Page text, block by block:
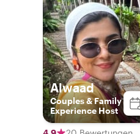
Alwaad
Couples & Family
Experience Host